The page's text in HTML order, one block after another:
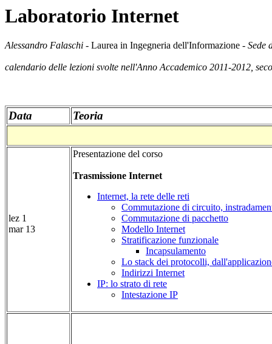
Laboratorio Internet
Alessandro Falaschi - Laurea in Ingegneria dell'Informazione - Sede
calendario delle lezioni svolte nell'Anno Accademico 2011-2012,
Data Teoria
lez 1
mar 13
Presentazione del corso
Trasmissione Internet
Internet, la rete delle reti
Commutazione di circuito,
Commutazione di pacchetto
Modello Internet
Stratificazione funzionale
Incapsulamento
Lo stack dei protocolli,
Indirizzi Internet
IP: lo strato di rete
Intestazione IP